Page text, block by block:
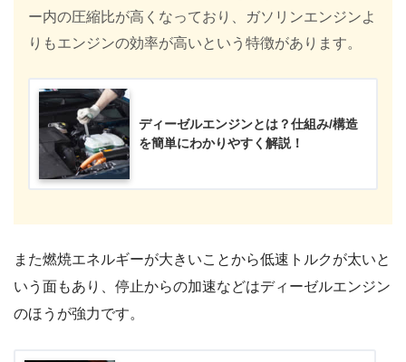
ー内の圧縮比が高くなっており、ガソリンエンジンよ
りもエンジンの効率が高いという特徴があります。
ディーゼルエンジンとは？仕組み/構造
を簡単にわかりやすく解説！
また燃焼エネルギーが大きいことから低速トルクが太いと
いう面もあり、停止からの加速などはディーゼルエンジン
のほうが強力です。